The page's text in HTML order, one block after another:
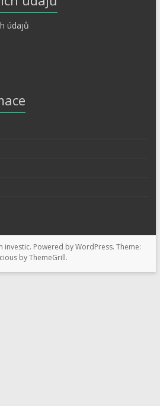
údajů
investic. Powered byWordPress. Theme:
byThemeGrill.